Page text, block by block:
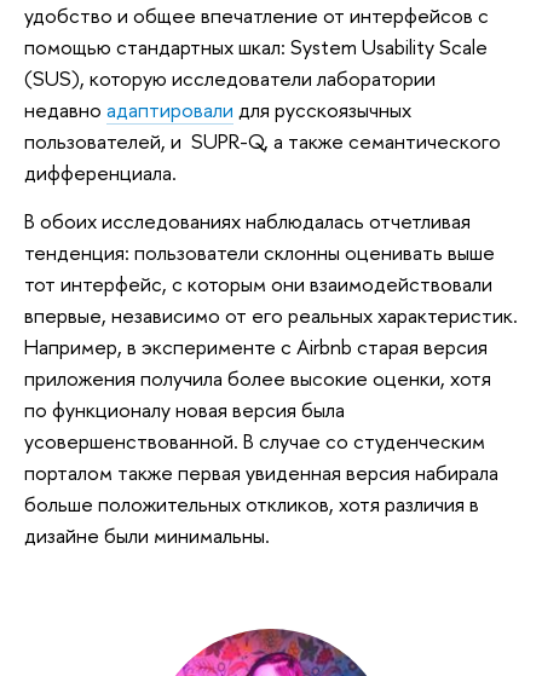
удобство и общее впечатление от интерфейсов с
помощью стандартных шкал: System Usability Scale
(SUS), которую исследователи лаборатории
недавно адаптировали для русскоязычных
пользователей, и SUPR-Q, а также семантического
дифференциала.
В обоих исследованиях наблюдалась отчетливая
тенденция: пользователи склонны оценивать выше
тот интерфейс, с которым они взаимодействовали
впервые, независимо от его реальных характеристик.
Например, в эксперименте с Airbnb старая версия
приложения получила более высокие оценки, хотя
по функционалу новая версия была
усовершенствованной. В случае со студенческим
порталом также первая увиденная версия набирала
больше положительных откликов, хотя различия в
дизайне были минимальны.